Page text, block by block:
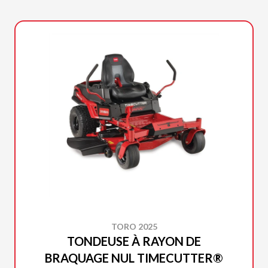
TORO 2025
TONDEUSE À RAYON DE
BRAQUAGE NUL TIMECUTTER®